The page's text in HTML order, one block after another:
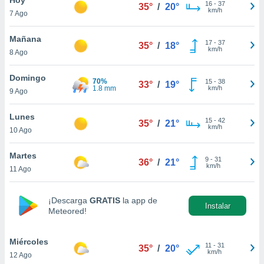
y
en
más
de
cookies
aceptar
7 Ago
35° / 20° 16- 37
km/h
Mañana
8 Ago
35° / 18° 17- 37
km/h
Domingo
9 Ago
70%
1.8 mm
33° / 19° 15- 38
km/h
Lunes
10 Ago
35° / 21° 15- 42
km/h
Martes
11 Ago
36° / 21° 9- 31
km/h
¡Descarga GRATIS la app de
Meteored!
Instalar
Miércoles
12 Ago
35° / 20° 11 - 31
km/h